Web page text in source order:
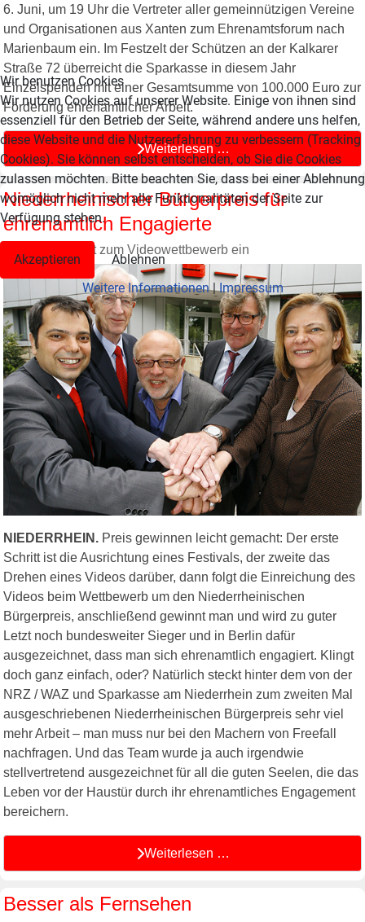
6. Juni, um 19 Uhr die Vertreter aller gemeinnützigen Vereine
und Organisationen aus Xanten zum Ehrenamtsforum nach
Marienbaum ein. Im Festzelt der Schützen an der Kalkarer
Straße 72 überreicht die Sparkasse in diesem Jahr
Einzelspenden mit einer Gesamtsumme von 100.000 Euro zur
Förderung ehrenamtlicher Arbeit.
Weiterlesen …
Niederrheinischer Bürgerpreis für
ehrenamtlich Engagierte
Sparkasse lädt zum Videowettbewerb ein
NIEDERRHEIN. Preis gewinnen leicht gemacht: Der erste
Schritt ist die Ausrichtung eines Festivals, der zweite das
Drehen eines Videos darüber, dann folgt die Einreichung des
Videos beim Wettbewerb um den Niederrheinischen
Bürgerpreis, anschließend gewinnt man und wird zu guter
Letzt noch bundesweiter Sieger und in Berlin dafür
ausgezeichnet, dass man sich ehrenamtlich engagiert. Klingt
doch ganz einfach, oder? Natürlich steckt hinter dem von der
NRZ / WAZ und Sparkasse am Niederrhein zum zweiten Mal
ausgeschriebenen Niederrheinischen Bürgerpreis sehr viel
mehr Arbeit – man muss nur bei den Machern von Freefall
nachfragen. Und das Team wurde ja auch irgendwie
stellvertretend ausgezeichnet für all die guten Seelen, die das
Leben vor der Haustür durch ihr ehrenamtliches Engagement
bereichern.
Weiterlesen …
Besser als Fernsehen
Wir benutzen Cookies
Wir nutzen Cookies auf unserer Website. Einige von ihnen sind
essenziell für den Betrieb der Seite, während andere uns helfen,
diese Website und die Nutzererfahrung zu verbessern (Tracking
Cookies). Sie können selbst entscheiden, ob Sie die Cookies
zulassen möchten. Bitte beachten Sie, dass bei einer Ablehnung
womöglich nicht mehr alle Funktionalitäten der Seite zur
Verfügung stehen.
Akzeptieren
Ablehnen
Weitere Informationen|Impressum